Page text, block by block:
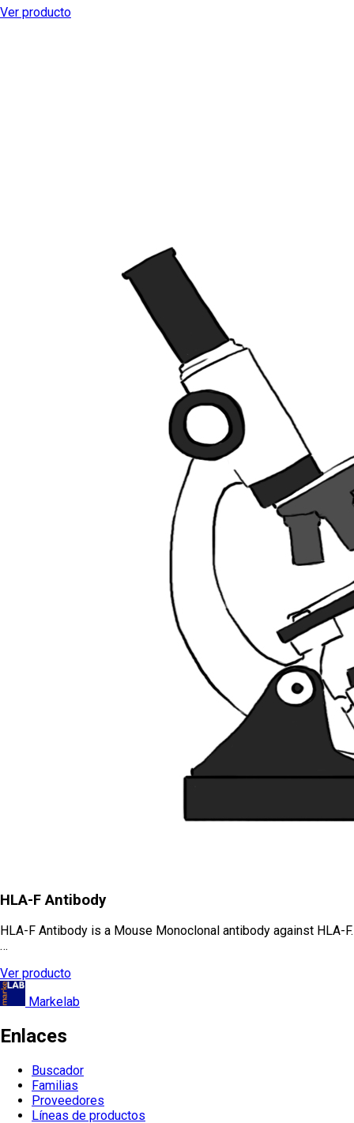
Ver producto
HLA-F Antibody
HLA-F Antibody is a Mouse Monoclonal antibody against HLA-F.
…
Ver producto
Markelab
Enlaces
Buscador
Familias
Proveedores
Líneas de productos